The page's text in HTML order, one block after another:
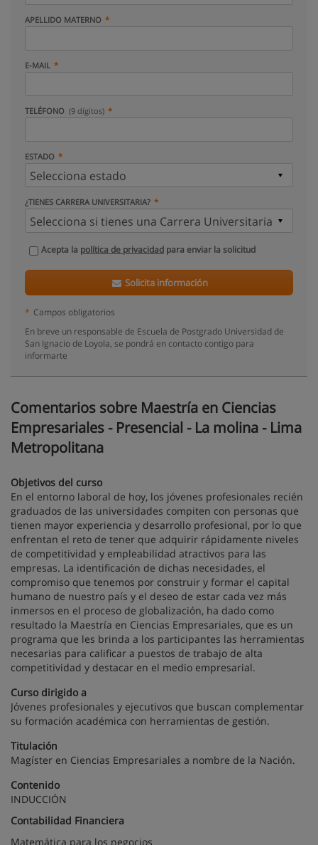
APELLIDO MATERNO
E-MAIL
TELÉFONO (9 dígitos)
ESTADO
¿TIENES CARRERA UNIVERSITARIA?
Acepta la política de privacidad para enviar la solicitud
Solicita información
* Campos obligatorios
En breve un responsable de Escuela de Postgrado Universidad de
San Ignacio de Loyola, se pondrá en contacto contigo para
informarte
Comentarios sobre Maestría en Ciencias
Empresariales - Presencial - La molina - Lima
Metropolitana
Objetivos del curso
En el entorno laboral de hoy, los jóvenes profesionales recién
graduados de las universidades compiten con personas que
tienen mayor experiencia y desarrollo profesional, por lo que
enfrentan el reto de tener que adquirir rápidamente niveles
de competitividad y empleabilidad atractivos para las
empresas. La identificación de dichas necesidades, el
compromiso que tenemos por construir y formar el capital
humano de nuestro país y el deseo de estar cada vez más
inmersos en el proceso de globalización, ha dado como
resultado la Maestría en Ciencias Empresariales, que es un
programa que les brinda a los participantes las herramientas
necesarias para calificar a puestos de trabajo de alta
competitividad y destacar en el medio empresarial.
Curso dirigido a
Jóvenes profesionales y ejecutivos que buscan complementar
su formación académica con herramientas de gestión.
Titulación
Magíster en Ciencias Empresariales a nombre de la Nación.
Contenido
INDUCCIÓN
Contabilidad Financiera
Matemática para los negocios